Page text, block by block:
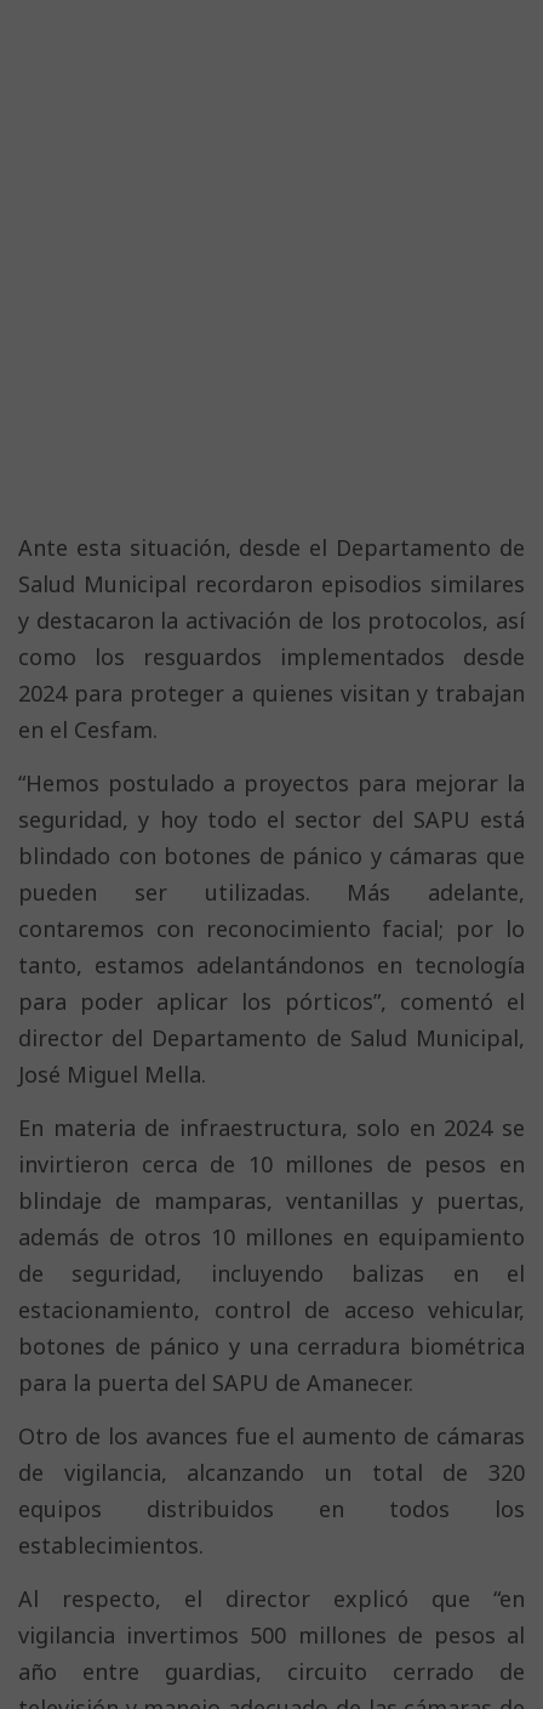
Ante esta situación, desde el Departamento de
Salud Municipal recordaron episodios similares
y destacaron la activación de los protocolos, así
como los resguardos implementados desde
2024 para proteger a quienes visitan y trabajan
en el Cesfam.
“Hemos postulado a proyectos para mejorar la
seguridad, y hoy todo el sector del SAPU está
blindado con botones de pánico y cámaras que
pueden ser utilizadas. Más adelante,
contaremos con reconocimiento facial; por lo
tanto, estamos adelantándonos en tecnología
para poder aplicar los pórticos”, comentó el
director del Departamento de Salud Municipal,
José Miguel Mella.
En materia de infraestructura, solo en 2024 se
invirtieron cerca de 10 millones de pesos en
blindaje de mamparas, ventanillas y puertas,
además de otros 10 millones en equipamiento
de seguridad, incluyendo balizas en el
estacionamiento, control de acceso vehicular,
botones de pánico y una cerradura biométrica
para la puerta del SAPU de Amanecer.
Otro de los avances fue el aumento de cámaras
de vigilancia, alcanzando un total de 320
equipos distribuidos en todos los
establecimientos.
Al respecto, el director explicó que “en
vigilancia invertimos 500 millones de pesos al
año entre guardias, circuito cerrado de